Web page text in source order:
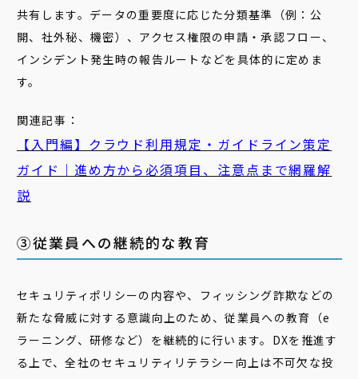
共有します。データの重要度に応じた分類基準（例：公
開、社外秘、機密）、アクセス権限の申請・承認フロー、
インシデント発生時の報告ルートなどを具体的に定めま
す。
関連記事：
【入門編】クラウド利用規定・ガイドライン策定
ガイド｜進め方から必須項目、注意点まで網羅解
説
③従業員への継続的な教育
セキュリティポリシーの内容や、フィッシング詐欺などの
新たな脅威に対する意識向上のため、従業員への教育（e
ラーニング、研修など）を継続的に行います。DXを推進す
る上で、全社のセキュリティリテラシー向上は不可欠な投